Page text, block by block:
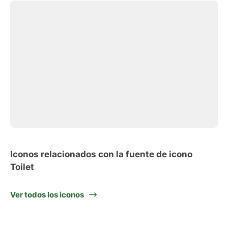
Iconos relacionados con la fuente de icono
Toilet
Ver todos los iconos